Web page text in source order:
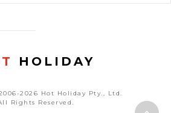
HOLIDAY
2026 Hot Holiday Pty., Ltd.
Rights Reserved.